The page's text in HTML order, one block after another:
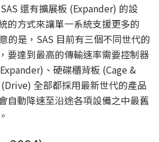
還有擴展板 (Expander) 的設
的方式來讓單一系統支援更多的
的是，SAS 目前有三個不同世代的
要達到最高的傳輸速率需要控制器
、硬碟櫃背板 (Cage &
全部都採用最新世代的產品
自動降速至沿途各項設備之中最舊